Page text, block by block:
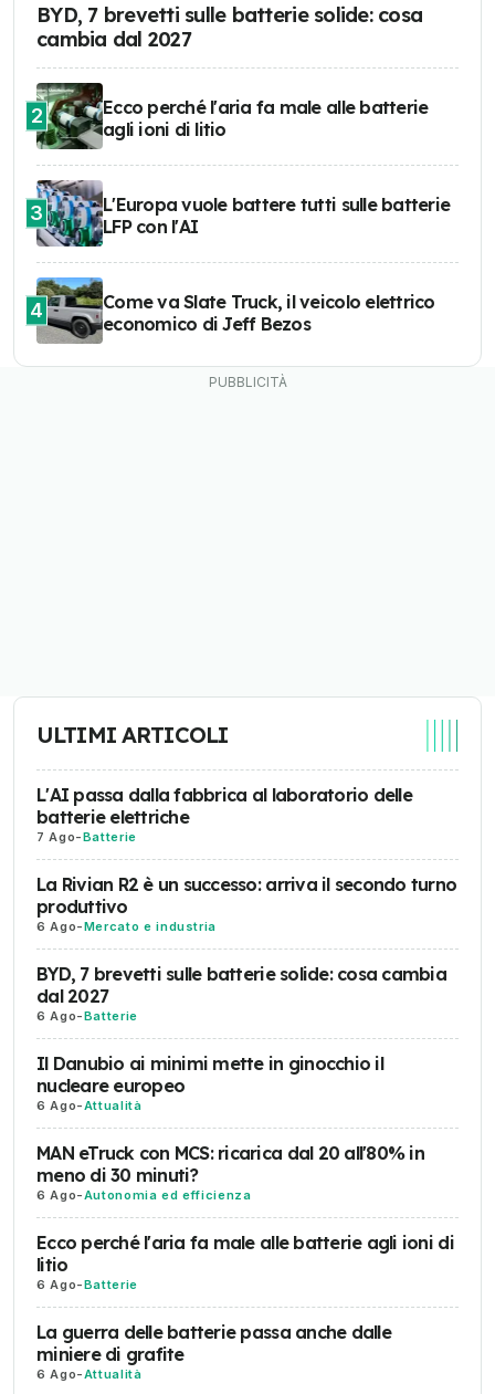
BYD, 7 brevetti sulle batterie solide: cosa
cambia dal 2027
2
Ecco perché l'aria fa male alle batterie
agli ioni di litio
3
L'Europa vuole battere tutti sulle batterie
LFP con l'AI
4
Come va Slate Truck, il veicolo elettrico
economico di Jeff Bezos
ULTIMI ARTICOLI
L'AI passa dalla fabbrica al laboratorio delle
batterie elettriche
7 Ago-Batterie
La Rivian R2 è un successo: arriva il secondo turno
produttivo
6 Ago-Mercato e industria
BYD, 7 brevetti sulle batterie solide: cosa cambia
dal 2027
6 Ago-Batterie
Il Danubio ai minimi mette in ginocchio il
nucleare europeo
6 Ago-Attualità
MAN eTruck con MCS: ricarica dal 20 all'80% in
meno di 30 minuti?
6 Ago-Autonomia ed efficienza
Ecco perché l'aria fa male alle batterie agli ioni di
litio
6 Ago-Batterie
La guerra delle batterie passa anche dalle
miniere di grafite
6 Ago-Attualità